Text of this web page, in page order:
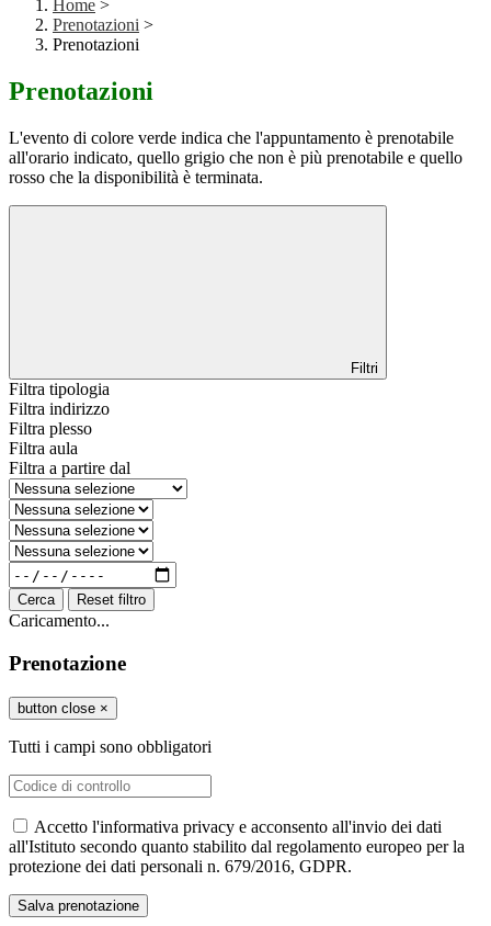
Home >
Prenotazioni >
Prenotazioni
Prenotazioni
L'evento di colore verde indica che l'appuntamento è prenotabile
all'orario indicato, quello grigio che non è più prenotabile e quello
rosso che la disponibilità è terminata.
Filtri
Filtra tipologia
Filtra indirizzo
Filtra plesso
Filtra aula
Filtra a partire dal
Cerca Reset filtro
Caricamento...
Prenotazione
button close ×
Tutti i campi sono obbligatori
Accetto l'informativa privacy e acconsento all'invio dei dati
all'Istituto secondo quanto stabilito dal regolamento europeo per la
protezione dei dati personali n. 679/2016, GDPR.